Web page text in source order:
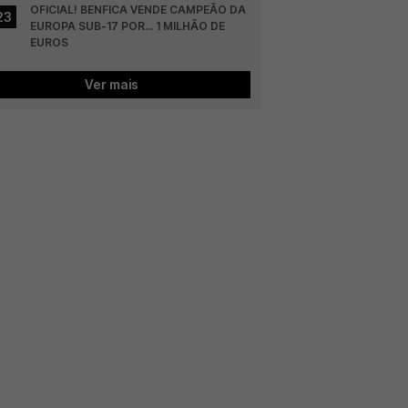
OFICIAL! BENFICA VENDE CAMPEÃO DA
EUROPA SUB-17 POR... 1 MILHÃO DE
EUROS
Ver mais